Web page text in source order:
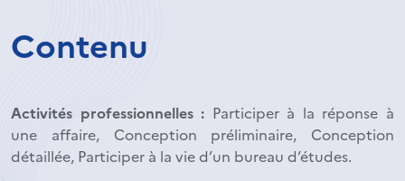
Contenu
Activités professionnelles : Participer à la réponse à
une affaire, Conception préliminaire, Conception
détaillée, Participer à la vie d’un bureau d’études.